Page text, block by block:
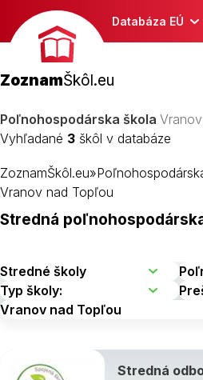
Databáza EÚ
ZoznamŠkôl.eu
Poľnohospodárska škola
Vyhľadané 3 škôl v databáze
ZoznamŠkôl.eu»
Vranov nad Topľou
Stredná
Stredná